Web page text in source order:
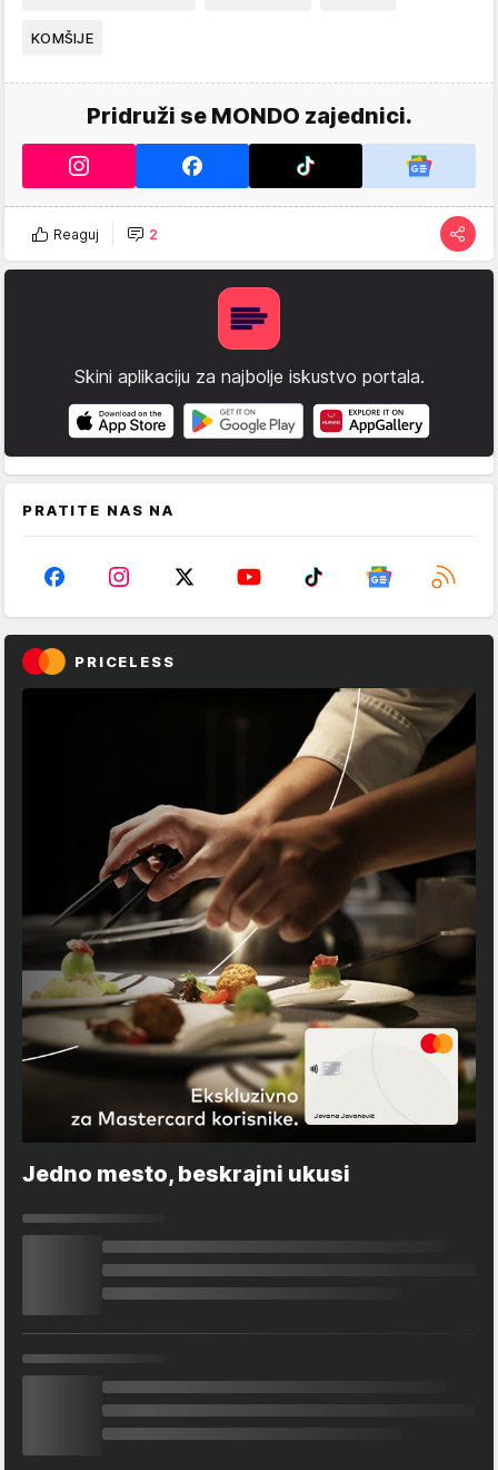
KOMŠIJE
Pridruži se MONDO zajednici.
Reaguj 2
Skini aplikaciju za najbolje iskustvo portala.
PRATITE NAS NA
PRICELESS
Jedno mesto, beskrajni ukusi